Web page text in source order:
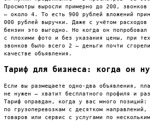
Просмотры выросли примерно до 200,
— около 4. То есть 900 рублей вложений
000 рублей выручки. Даже с учётом расходов
бензин это выгодно. Но когда он попробовал
с плохими фото и без указания цены, при
звонков было всего 2 — деньги почти
качестве объявления.
Тариф для бизнеса: когда он
Если вы размещаете одно-два объявления,
не нужен — хватит бесплатного профиля и
Тариф оправдан, когда у вас много позиций:
по грузоперевозкам с десятком
товаров или сервис с услугами по